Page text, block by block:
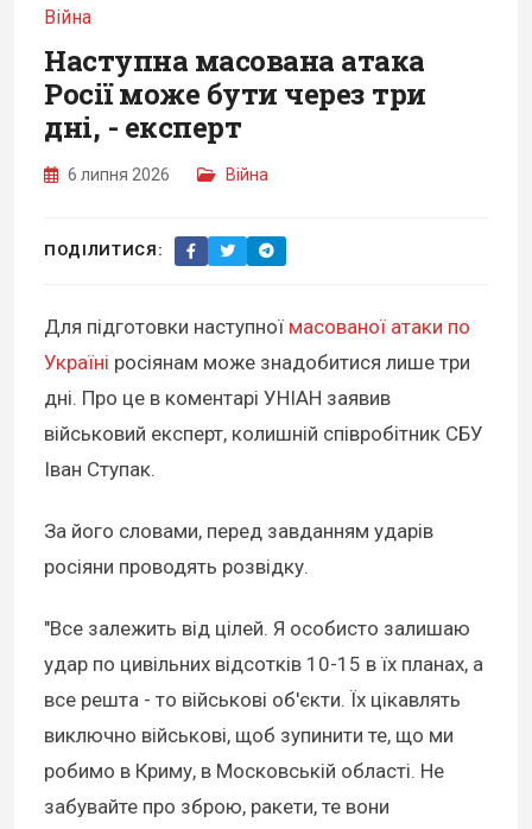
Війна
Наступна масована атака
Росії може бути через три
дні, - експерт
6 липня 2026 Війна
ПОДІЛИТИСЯ:
Для підготовки наступної масованої атаки по
Україні росіянам може знадобитися лише три
дні. Про це в коментарі УНІАН заявив
військовий експерт, колишній співробітник СБУ
Іван Ступак.
За його словами, перед завданням ударів
росіяни проводять розвідку.
"Все залежить від цілей. Я особисто залишаю
удар по цивільних відсотків 10-15 в їх планах, а
все решта - то військові об'єкти. Їх цікавлять
виключно військові, щоб зупинити те, що ми
робимо в Криму, в Московській області. Не
забувайте про зброю, ракети, те вони